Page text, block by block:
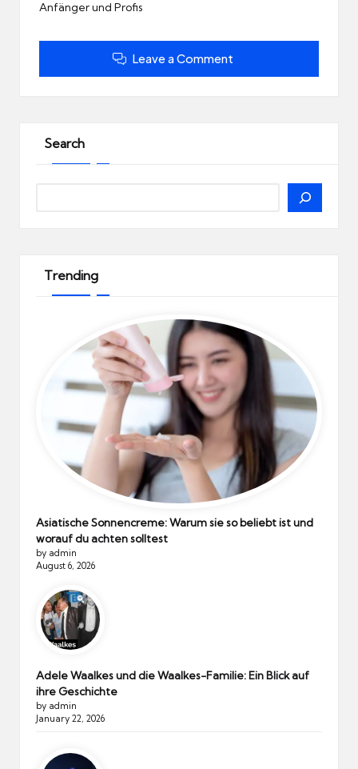
Anfänger und Profis
Leave a Comment
Search
Trending
Asiatische Sonnencreme: Warum sie so beliebt ist und
worauf du achten solltest
by admin
August 6, 2026
Adele Waalkes und die Waalkes-Familie: Ein Blick auf
ihre Geschichte
by admin
January 22, 2026